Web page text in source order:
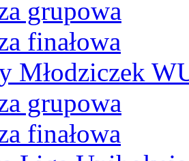
grupowa
finałowa
Młodziczek
grupowa
finałowa